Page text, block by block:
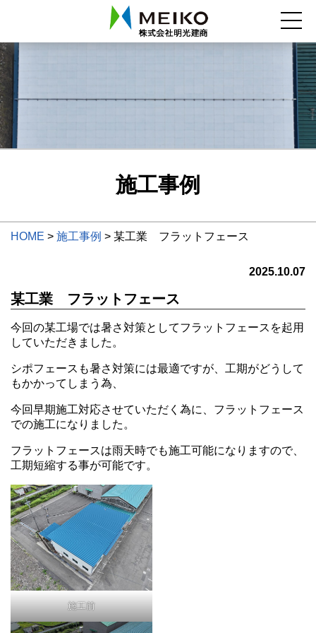
施工事例
HOME > 施工事例 > 某工業 フラットフェース
2025.10.07
某工業 フラットフェース
今回の某工場では暑さ対策としてフラットフェースを起用
していただきました。
シポフェースも暑さ対策には最適ですが、工期がどうして
もかかってしまう為、
今回早期施工対応させていただく為に、フラットフェース
での施工になりました。
フラットフェースは雨天時でも施工可能になりますので、
工期短縮する事が可能です。
施工前